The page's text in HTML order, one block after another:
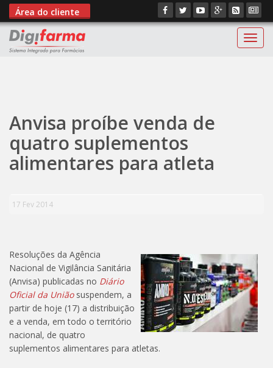
Área do cliente
Anvisa proíbe venda de
quatro suplementos
alimentares para atleta
17 Fev 2014
Resoluções da Agência
Nacional de Vigilância Sanitária
(Anvisa) publicadas no Diário
Oficial da Uniãosuspendem, a
partir de hoje (17) a distribuição
e a venda, em todo o território
nacional, de quatro
suplementos alimentares para atletas.